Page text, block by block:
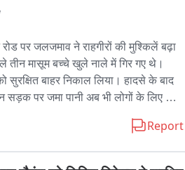
पर जलजमाव ने राहगीरों की मुश्किलें बढ़ा
तीन मासूम बच्चे खुले नाले में गिर गए थे।
सुरक्षित बाहर निकाल लिया। हादसे के बाद
सड़क पर जमा पानी अब भी लोगों के लिए
का सबब बना हुआ है। दो दिन पहले इसी
Report